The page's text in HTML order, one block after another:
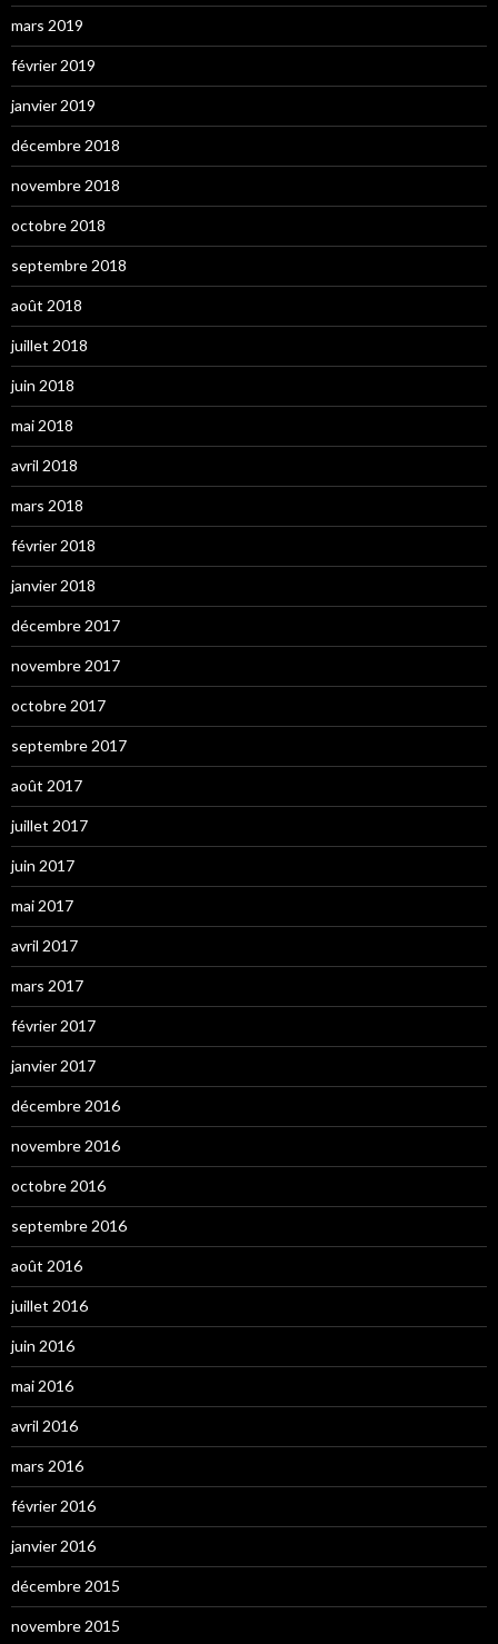
mars 2019
février 2019
janvier 2019
décembre 2018
novembre 2018
octobre 2018
septembre 2018
août 2018
juillet 2018
juin 2018
mai 2018
avril 2018
mars 2018
février 2018
janvier 2018
décembre 2017
novembre 2017
octobre 2017
septembre 2017
août 2017
juillet 2017
juin 2017
mai 2017
avril 2017
mars 2017
février 2017
janvier 2017
décembre 2016
novembre 2016
octobre 2016
septembre 2016
août 2016
juillet 2016
juin 2016
mai 2016
avril 2016
mars 2016
février 2016
janvier 2016
décembre 2015
novembre 2015